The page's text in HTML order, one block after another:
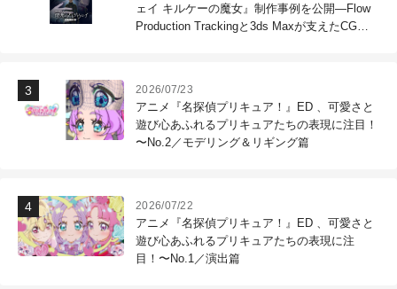
ェイ キルケーの魔女』制作事例を公開―Flow
Production Trackingと3ds Maxが支えたCG制
2026/07/23
アニメ『名探偵プリキュア！』ED 、可愛さと
遊び心あふれるプリキュアたちの表現に注目！
〜No.2／モデリング＆リギング篇
2026/07/22
アニメ『名探偵プリキュア！』ED 、可愛さと
遊び心あふれるプリキュアたちの表現に注
目！〜No.1／演出篇